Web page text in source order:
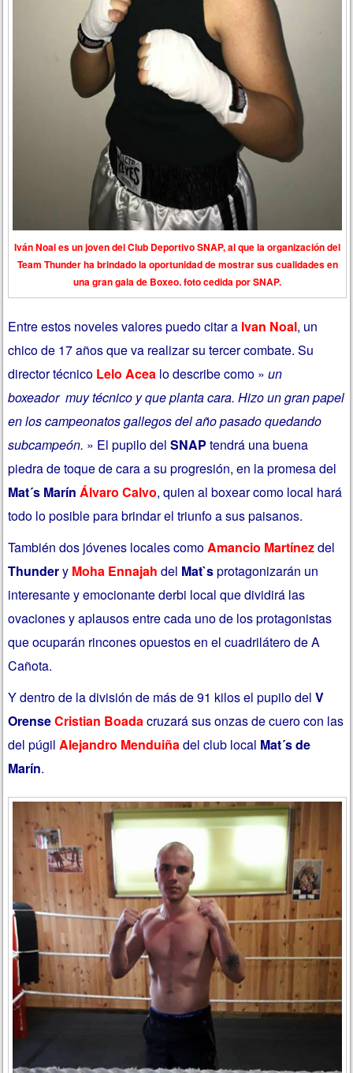
Iván Noal es un joven del Club Deportivo SNAP, al que la organización del
Team Thunder ha brindado la oportunidad de mostrar sus cualidades en
una gran gala de Boxeo. foto cedida por SNAP.
Entre estos noveles valores puedo citar a Ivan Noal, un
chico de 17 años que va realizar su tercer combate. Su
director técnico Lelo Acea lo describe como »un
boxeador muy técnico y que planta cara. Hizo un gran papel
en los campeonatos gallegos del año pasado quedando
subcampeón. » El pupilo delSNAP tendrá una buena
piedra de toque de cara a su progresión, en la promesa del
Mat´s MarínÁlvaro Calvo, quien al boxear como local hará
todo lo posible para brindar el triunfo a sus paisanos.
También dos jóvenes locales comoAmancio Martínezdel
Thundery Moha Ennajah del Mat`sprotagonizarán un
interesante y emocionante derbi local que dividirá las
ovaciones y aplausos entre cada uno de los protagonistas
que ocuparán rincones opuestos en el cuadrilátero de A
Cañota.
Y dentro de la división de más de 91 kilos el pupilo delV
OrenseCristian Boada cruzará sus onzas de cuero con las
del púgil Alejandro Menduiña del club local Mat´s de
Marín.